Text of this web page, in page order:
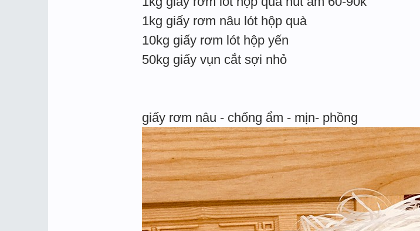
1kg giấy rơm nâu lót hộp quà
10kg giấy rơm lót hộp yến
50kg giấy vụn cắt sợi nhỏ
giấy rơm nâu - chống ẩm - mịn- phồng